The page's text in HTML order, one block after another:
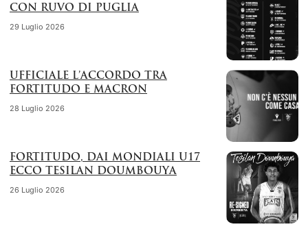
CON RUVO DI PUGLIA
29 Luglio 2026
UFFICIALE L’ACCORDO TRA
FORTITUDO E MACRON
28 Luglio 2026
FORTITUDO, DAI MONDIALI U17
ECCO TESILAN DOUMBOUYA
26 Luglio 2026